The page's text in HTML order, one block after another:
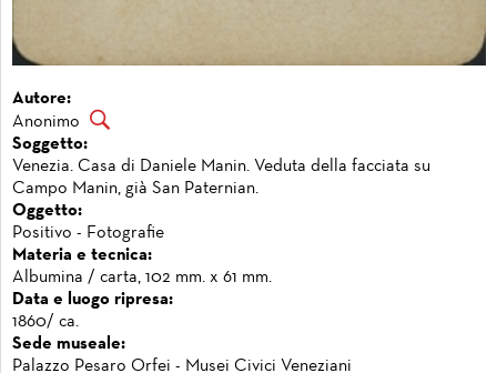
Autore:
Anonimo
Soggetto:
Venezia. Casa di Daniele Manin. Veduta della facciata su
Campo Manin, già San Paternian.
Oggetto:
Positivo - Fotografie
Materia e tecnica:
Albumina / carta, 102 mm. x 61 mm.
Data e luogo ripresa:
1860/ ca.
Sede museale:
Palazzo Pesaro Orfei - Musei Civici Veneziani